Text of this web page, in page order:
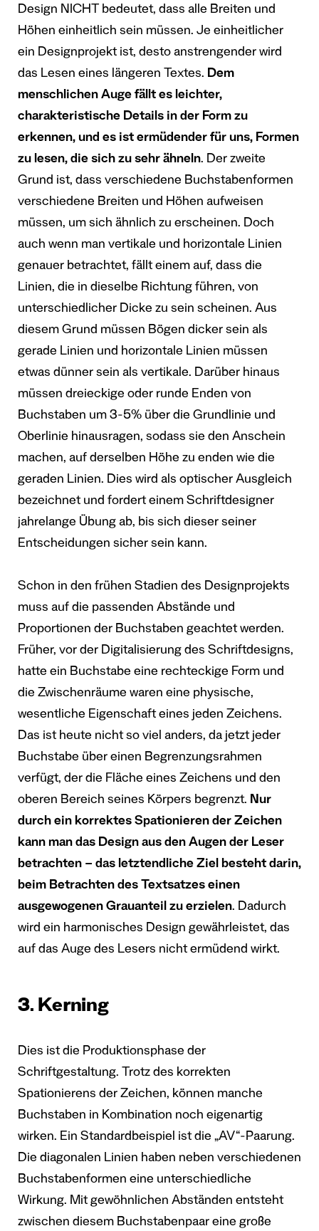
Design NICHT bedeutet, dass alle Breiten und
Höhen einheitlich sein müssen. Je einheitlicher
ein Designprojekt ist, desto anstrengender wird
das Lesen eines längeren Textes. Dem
menschlichen Auge fällt es leichter,
charakteristische Details in der Form zu
erkennen, und es ist ermüdender für uns, Formen
zu lesen, die sich zu sehr ähneln. Der zweite
Grund ist, dass verschiedene Buchstabenformen
verschiedene Breiten und Höhen aufweisen
müssen, um sich ähnlich zu erscheinen. Doch
auch wenn man vertikale und horizontale Linien
genauer betrachtet, fällt einem auf, dass die
Linien, die in dieselbe Richtung führen, von
unterschiedlicher Dicke zu sein scheinen. Aus
diesem Grund müssen Bögen dicker sein als
gerade Linien und horizontale Linien müssen
etwas dünner sein als vertikale. Darüber hinaus
müssen dreieckige oder runde Enden von
Buchstaben um 3-5% über die Grundlinie und
Oberlinie hinausragen, sodass sie den Anschein
machen, auf derselben Höhe zu enden wie die
geraden Linien. Dies wird als optischer Ausgleich
bezeichnet und fordert einem Schriftdesigner
jahrelange Übung ab, bis sich dieser seiner
Entscheidungen sicher sein kann.
Schon in den frühen Stadien des Designprojekts
muss auf die passenden Abstände und
Proportionen der Buchstaben geachtet werden.
Früher, vor der Digitalisierung des Schriftdesigns,
hatte ein Buchstabe eine rechteckige Form und
die Zwischenräume waren eine physische,
wesentliche Eigenschaft eines jeden Zeichens.
Das ist heute nicht so viel anders, da jetzt jeder
Buchstabe über einen Begrenzungsrahmen
verfügt, der die Fläche eines Zeichens und den
oberen Bereich seines Körpers begrenzt. Nur
durch ein korrektes Spationieren der Zeichen
kann man das Design aus den Augen der Leser
betrachten – das letztendliche Ziel besteht darin,
beim Betrachten des Textsatzes einen
ausgewogenen Grauanteil zu erzielen. Dadurch
wird ein harmonisches Design gewährleistet, das
auf das Auge des Lesers nicht ermüdend wirkt.
3. Kerning
Dies ist die Produktionsphase der
Schriftgestaltung. Trotz des korrekten
Spationierens der Zeichen, können manche
Buchstaben in Kombination noch eigenartig
wirken. Ein Standardbeispiel ist die „AV“-Paarung.
Die diagonalen Linien haben neben verschiedenen
Buchstabenformen eine unterschiedliche
Wirkung. Mit gewöhnlichen Abständen entsteht
zwischen diesem Buchstabenpaar eine große